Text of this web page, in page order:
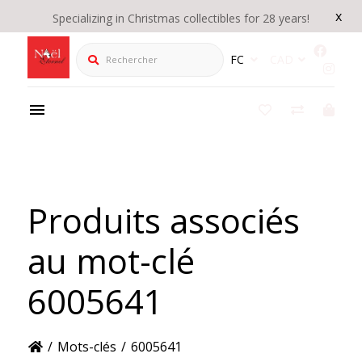
x
Specializing in Christmas collectibles for 28 years!
Rechercher FC
Produits associés
au mot-clé
6005641
/ Mots-clés / 6005641